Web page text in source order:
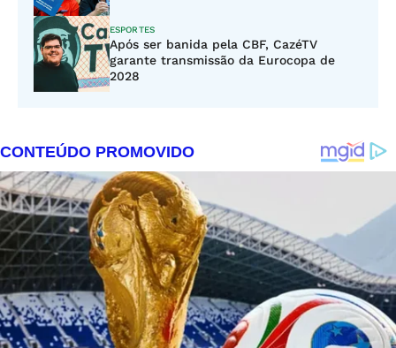
ESPORTES
Após ser banida pela CBF, CazéTV
garante transmissão da Eurocopa de
2028